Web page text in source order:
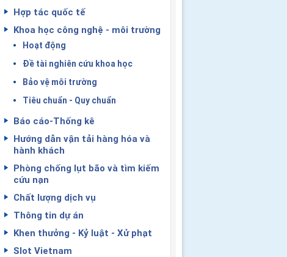
Hợp tác quốc tế
Khoa học công nghệ - môi trường
Hoạt động
Đề tài nghiên cứu khoa học
Bảo vệ môi trường
Tiêu chuẩn - Quy chuẩn
Báo cáo-Thống kê
Hướng dẫn vận tải hàng hóa và
hành khách
Phòng chống lụt bão và tìm kiếm
cứu nạn
Chất lượng dịch vụ
Thông tin dự án
Khen thưởng - Kỷ luật - Xử phạt
Slot Vietnam